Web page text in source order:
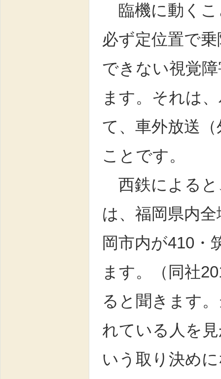
臨機に動くこ
必ず定位置で
できない視覚
ます。それは
て、車外放送
ことです。
西鉄によると
は、福岡県内
岡市内が410・
ます。（同社
ると聞きます
れている人を
いう取り決め